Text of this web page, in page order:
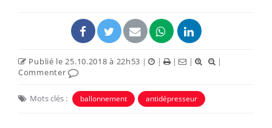
Publié le 25.10.2018 à 22h53 | | | |
|
Commenter
Mots clés : ballonnement antidépresseur